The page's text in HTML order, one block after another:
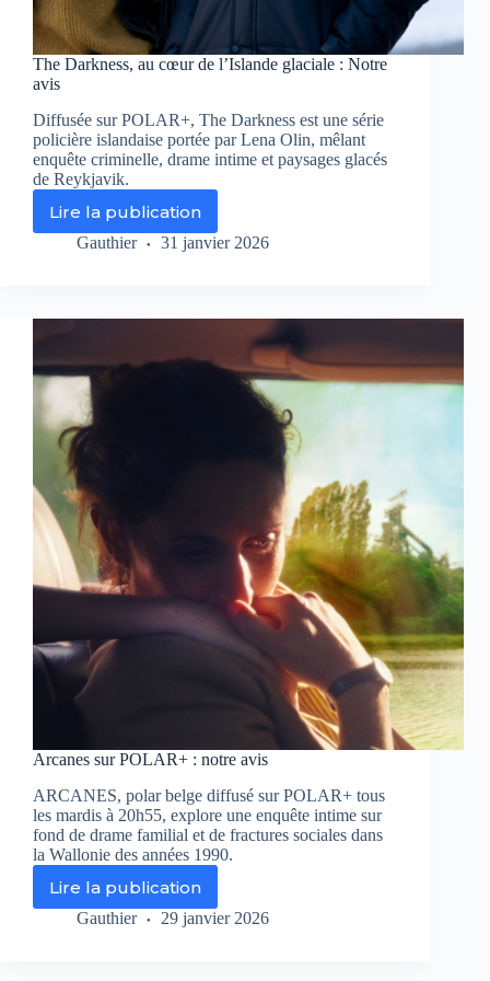
The Darkness, au cœur de l’Islande glaciale : Notre
avis
Diffusée sur POLAR+, The Darkness est une série
policière islandaise portée par Lena Olin, mêlant
enquête criminelle, drame intime et paysages glacés
de Reykjavik.
Lire la publication
The
Darkness,
l’Islande
:
Gauthier 31 janvier 2026
Arcanes sur POLAR+ : notre avis
ARCANES, polar belge diffusé sur POLAR+ tous
les mardis à 20h55, explore une enquête intime sur
fond de drame familial et de fractures sociales dans
la Wallonie des années 1990.
Lire la publication
Arcanes
sur
Gauthier 29 janvier 2026